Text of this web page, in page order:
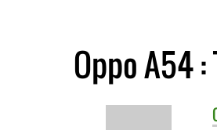
Oppo A54